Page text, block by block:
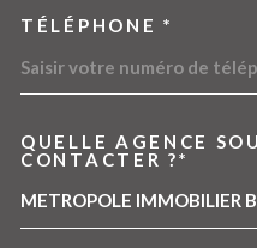
TÉLÉPHONE *
QUELLE AGENCE
CONTACTER ?*
METROPOLE IMMOBILIER